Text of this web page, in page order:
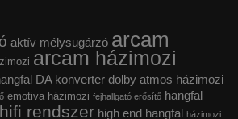
aktív mélysugárzó arcam
arcam házimozi
DA konverter dolby atmos házimozi
emotiva házimozi fejhallgató erősítő hangfal
hifi rendszer high end hangfal házimozi